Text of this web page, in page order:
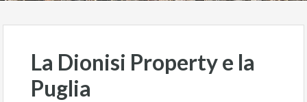
La Dionisi Property e la
Puglia